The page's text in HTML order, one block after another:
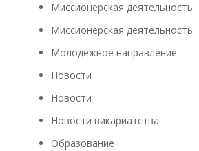
Миссионерская деятельность
Миссионерская деятельность
Молодёжное направление
Новости
Новости
Новости викариатства
Образование